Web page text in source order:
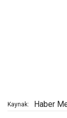
Kaynak: Haber